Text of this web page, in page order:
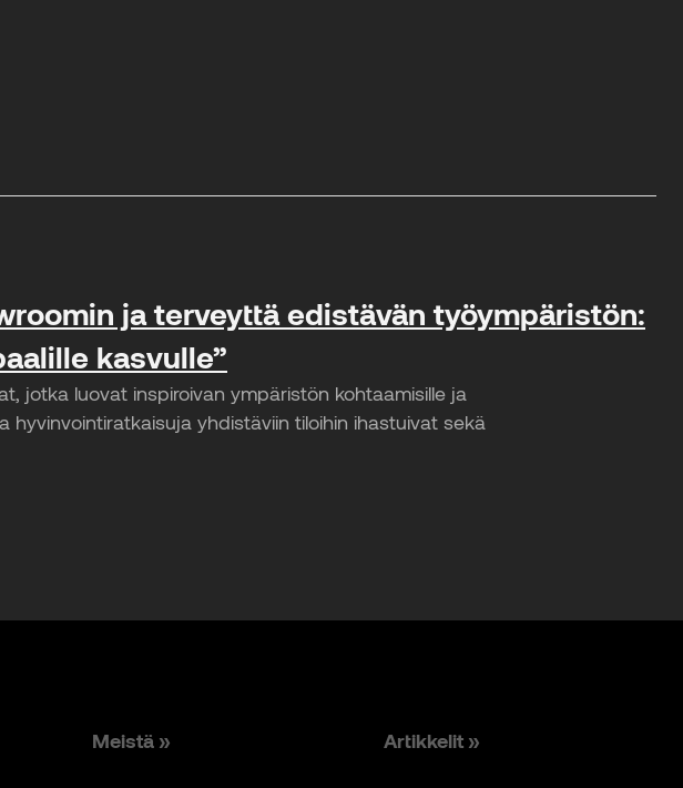
ja terveyttä edistävän työympäristön:
kasvulle”
jotka luovat inspiroivan ympäristön kohtaamisille ja
hyvinvointiratkaisuja yhdistäviin tiloihin ihastuivat sekä
Meistä » Artikkelit »